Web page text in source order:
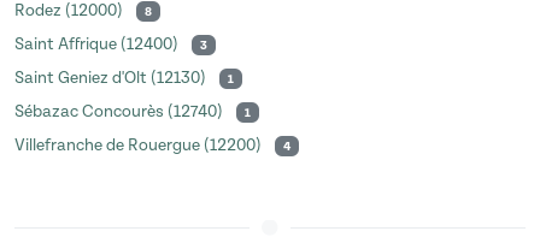
Rodez (12000) 8
Saint Affrique (12400) 3
Saint Geniez d'Olt (12130) 1
Sébazac Concourès (12740) 1
Villefranche de Rouergue (12200) 4